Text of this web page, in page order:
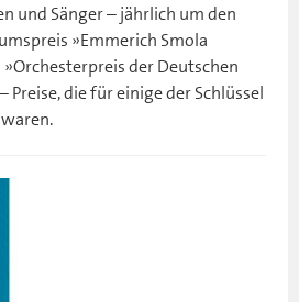
und Sänger – jährlich um den
»Emmerich Smola
der Deutschen
Preise, die für einige der Schlüssel